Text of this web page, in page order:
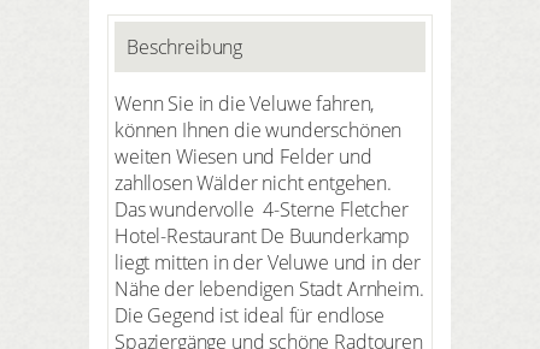
Beschreibung
Wenn Sie in die Veluwe fahren,
können Ihnen die wunderschönen
weiten Wiesen und Felder und
zahllosen Wälder nicht entgehen.
Das wundervolle 4-Sterne Fletcher
Hotel-Restaurant De Buunderkamp
liegt mitten in der Veluwe und in der
Nähe der lebendigen Stadt Arnheim.
Die Gegend ist ideal für endlose
Spaziergänge und schöne Radtouren